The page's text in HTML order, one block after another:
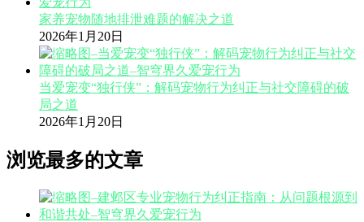
家养宠物随地排泄难题的解决之道
2026年1月20日
当爱宠变“独行侠”：解码宠物行为纠正与社交障碍的破
局之道
2026年1月20日
浏览最多的文章